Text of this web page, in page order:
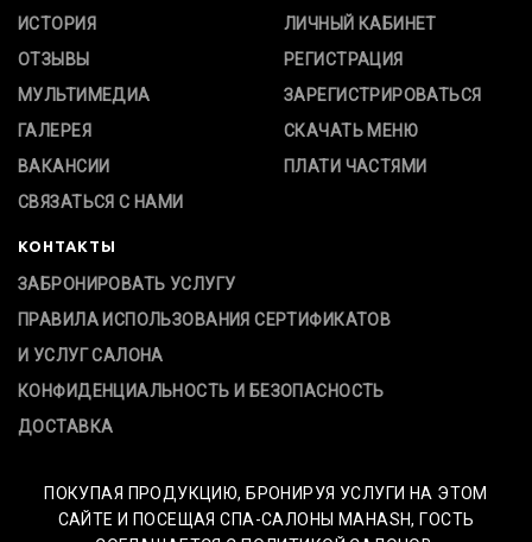
ИСТОРИЯ
ОТЗЫВЫ
МУЛЬТИМЕДИА
ГАЛЕРЕЯ
ВАКАНСИИ
СВЯЗАТЬСЯ С НАМИ
ЛИЧНЫЙ КАБИНЕТ
РЕГИСТРАЦИЯ
ЗАРЕГИСТРИРОВАТЬСЯ
СКАЧАТЬ МЕНЮ
ПЛАТИ ЧАСТЯМИ
КОНТАКТЫ
ЗАБРОНИРОВАТЬ УСЛУГУ
ПРАВИЛА ИСПОЛЬЗОВАНИЯ СЕРТИФИКАТОВ
И УСЛУГ САЛОНА
КОНФИДЕНЦИАЛЬНОСТЬ И БЕЗОПАСНОСТЬ
ДОСТАВКА
ПОКУПАЯ ПРОДУКЦИЮ, БРОНИРУЯ УСЛУГИ НА ЭТОМ
САЙТЕ И ПОСЕЩАЯ СПА-САЛОНЫ MAHASH, ГОСТЬ